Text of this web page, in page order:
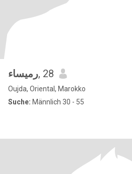
رميساء, 28
Oujda, Oriental, Marokko
Suche: Männlich 30 - 55